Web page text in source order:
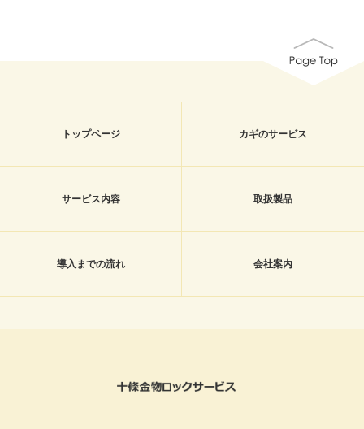
トップページ カギのサービス
サービス内容 取扱製品
導入までの流れ 会社案内